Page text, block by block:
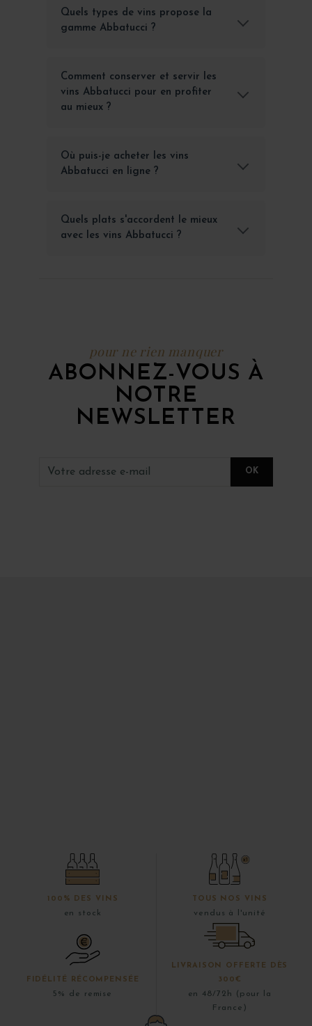
Quels types de vins propose la
gamme Abbatucci ?
Comment conserver et servir les
vins Abbatucci pour en profiter
au mieux ?
Où puis-je acheter les vins
Abbatucci en ligne ?
Quels plats s'accordent le mieux
avec les vins Abbatucci ?
pour ne rien manquer
ABONNEZ-VOUS À
NOTRE
NEWSLETTER
100% DES VINS
en stock
TOUS NOS VINS
vendus à l'unité
FIDÉLITÉ RÉCOMPENSÉE
5% de remise
LIVRAISON OFFERTE DÈS
300€
en 48/72h (pour la
France)